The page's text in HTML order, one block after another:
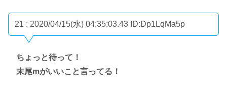
21 : 2020/04/15(水) 04:35:03.43 ID:Dp1LqMa5p
ちょっと待って！
末尾mがいいこと言ってる！